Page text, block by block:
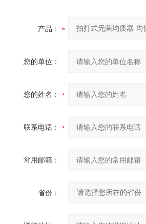
产品：
您的单位：
您的姓名：
联系电话：
常用邮箱：
省份：